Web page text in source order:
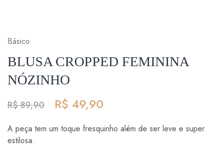
Básico
BLUSA CROPPED FEMININA
NÓZINHO
R$89,90 R$ 49,90
A peça tem um toque fresquinho além de ser leve e super
estilosa.